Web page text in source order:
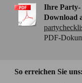
Ihre Party-
Download
PDF-
So erreichen Sie uns: